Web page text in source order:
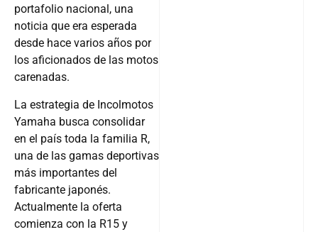
portafolio nacional, una
noticia que era esperada
desde hace varios años por
los aficionados de las motos
carenadas.
La estrategia de Incolmotos
Yamaha busca consolidar
en el país toda la familia R,
una de las gamas deportivas
más importantes del
fabricante japonés.
Actualmente la oferta
comienza con la R15 y